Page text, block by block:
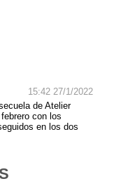
15:42 27/1/2022
de Atelier
con los
en los dos